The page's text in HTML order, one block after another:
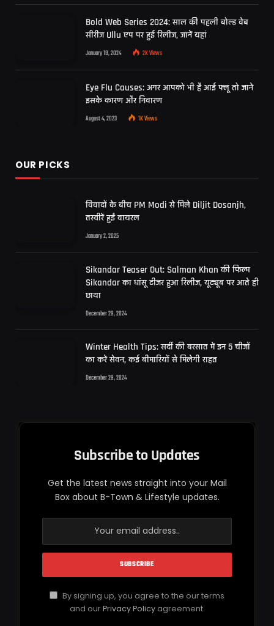
Bold Web Series 2024: साल की पहली बोल्ड वेब
सीरीज Ullu एप पर हुई रिलीज, जानें यहां
January 18, 2024 2KViews
Eye Flu Causes: अगर आपको भी है आई फ्लू तो जानें
इसके कारण और निवारण
August 4, 2023 1KViews
OUR PICKS
विवादों के बीच PM Modi से मिले Diljit Dosanjh,
तस्वीरें हुईं वायरल
January 2, 2025
Sikandar Teaser Out: Salman Khan की फिल्म
Sikandar का धांसू टीजर हुआ रिलीज, यूट्यूब पर आते ही
छाया
December 29, 2024
Winter Health Tips: सर्दी की बरसात में इन 5 चीजों
का करें सेवन, कई बीमारियों से मिलेगी राहत
December 29, 2024
Subscribe to Updates
Get the latest news straight into your Mail
Box about B-Town & Lifestyle updates.
By signing up, you agree to the our terms
and ourPrivacy Policyagreement.